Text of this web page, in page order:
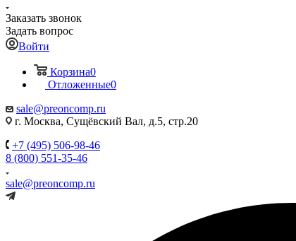
Заказать звонок
Задать вопрос
Войти
Корзина0
Отложенные0
sale@preoncomp.ru
г. Москва, Сущёвский Вал, д.5, стр.20
+7 (495) 506-98-46
8 (800) 551-35-46
sale@preoncomp.ru